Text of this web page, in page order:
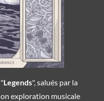
Legends", salués par la
exploration musicale